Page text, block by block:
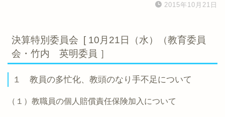
2015年10月21日
決算特別委員会 [ 10月21日（水）（教育委員
会・竹内 英明委員 ］
１ 教員の多忙化、教頭のなり手不足について
（１）教職員の個人賠償責任保険加入について